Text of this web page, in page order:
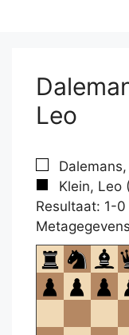
Leo
Klein, Leo
Resultaat: 1-0